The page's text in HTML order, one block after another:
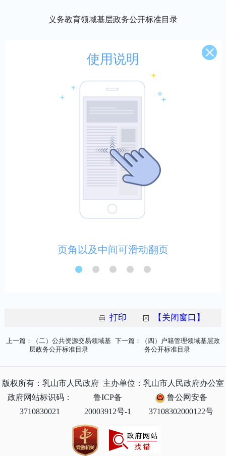
义务教育领域基层政务公开标准目录
打印 【关闭窗口】
上一篇：（二）公共资源交易领域基
层政务公开标准目录
下一篇：（四）户籍管理领域基层政
务公开标准目录
版权所有：乳山市人民政府 主办单位：乳山市人民政府办公室
政府网站标识码：
3710830021
鲁ICP备
20003912号-1
鲁公网安备
37108302000122号